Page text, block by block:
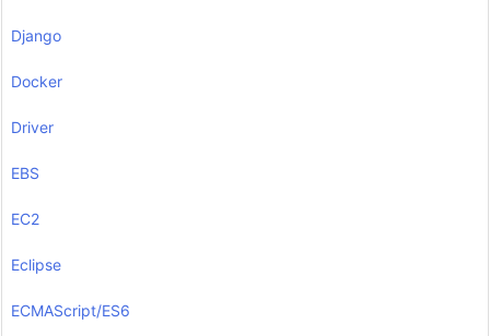
Django
Docker
Driver
EBS
EC2
Eclipse
ECMAScript/ES6